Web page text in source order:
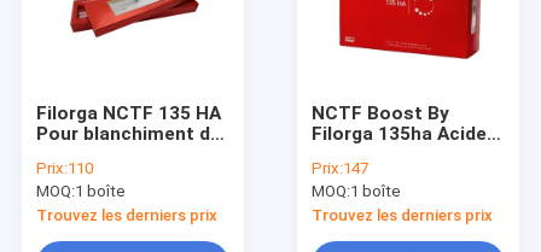
Filorga NCTF 135 HA
Pour blanchiment de
remplisseur
Prix:110
MOQ:1 boîte
Trouvez les derniers prix
NCTF Boost By
Filorga 135ha Acide
hyaluronique
renforcement de la
peau
Prix:147
MOQ:1 boîte
Trouvez les derniers prix